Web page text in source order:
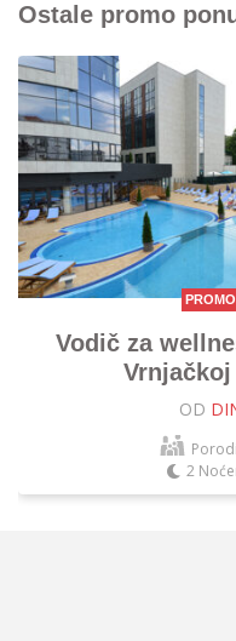
Ostale promo
PROMO
Vodič za
OD
2